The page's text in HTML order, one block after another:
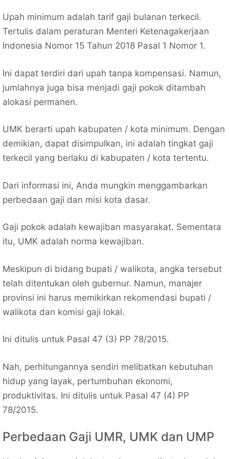
Upah minimum adalah tarif gaji bulanan terkecil.
Tertulis dalam peraturan Menteri Ketenagakerjaan
Indonesia Nomor 15 Tahun 2018 Pasal 1 Nomor 1.
Ini dapat terdiri dari upah tanpa kompensasi. Namun,
jumlahnya juga bisa menjadi gaji pokok ditambah
alokasi permanen.
UMK berarti upah kabupaten / kota minimum. Dengan
demikian, dapat disimpulkan, ini adalah tingkat gaji
terkecil yang berlaku di kabupaten / kota tertentu.
Dari informasi ini, Anda mungkin menggambarkan
perbedaan gaji dan misi kota dasar.
Gaji pokok adalah kewajiban masyarakat. Sementara
itu, UMK adalah norma kewajiban.
Meskipun di bidang bupati / walikota, angka tersebut
telah ditentukan oleh gubernur. Namun, manajer
provinsi ini harus memikirkan rekomendasi bupati /
walikota dan komisi gaji lokal.
Ini ditulis untuk Pasal 47 (3) PP 78/2015.
Nah, perhitungannya sendiri melibatkan kebutuhan
hidup yang layak, pertumbuhan ekonomi,
produktivitas. Ini ditulis untuk Pasal 47 (4) PP
78/2015.
Perbedaan Gaji UMR, UMK dan UMP